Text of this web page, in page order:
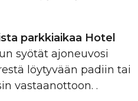
parkkiaikaa Hotel
syötät ajoneuvosi
löytyvään padiin tai
vastaanottoon. .